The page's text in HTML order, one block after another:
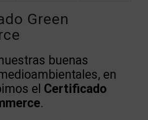
Green
buenas
en
el Certificado
.